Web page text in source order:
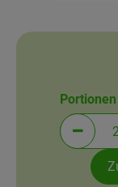
Amperhof-Blog
Über unsPortionen